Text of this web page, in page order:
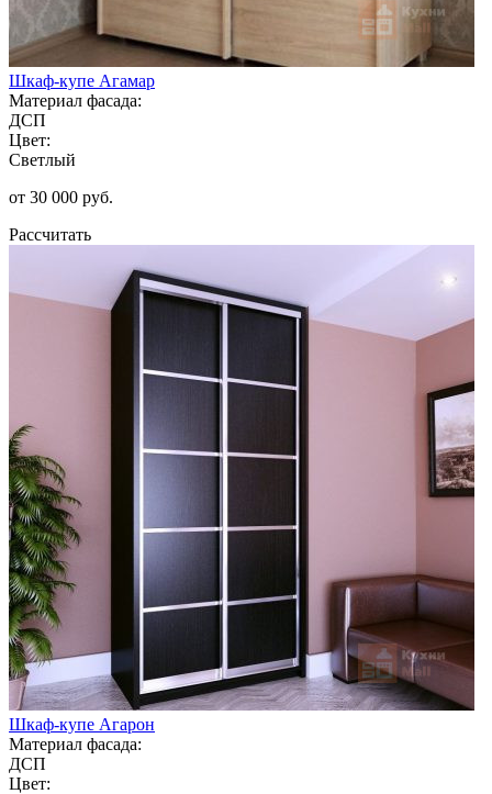
Шкаф-купе Агамар
Материал фасада:
ДСП
Цвет:
Светлый
от 30 000 руб.
Рассчитать
Шкаф-купе Агарон
Материал фасада:
ДСП
Цвет: